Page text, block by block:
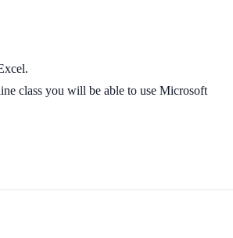
class you will be able to use Microsoft